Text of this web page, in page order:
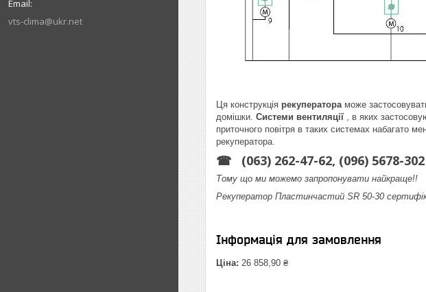
vts-clima@ukr.net
Ця конструкція рекуператораможе
домішки. Системи вентиляції , в яких
приточного повітря в таких системах набагато
рекуператора.
☎ (063) 262-47-62, (096) 5678-302
Тому що ми можемо запропонувати найкраще!!
Рекуператор Пластинчастий SR 50-30
Інформація для замовлення
Ціна: 26 858,90 ₴